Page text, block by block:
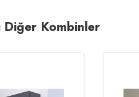
Kombinler